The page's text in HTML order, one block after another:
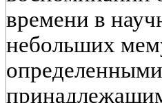
времени в
небольших